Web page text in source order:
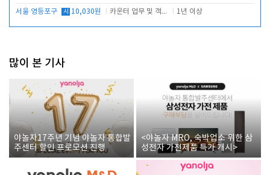
서울 영등포구 시 10,030원 카운터 업무 및 객실관리(청소상태 확인, 객실판매) 1년 이상
많이 본 기사
야놀자17주년 기념 야놀자 통합발
주센터 할인 프로모션 진행
<야놀자 MRO, 숙박업소 위한 삼
성전자 가전제품 특가 개시>